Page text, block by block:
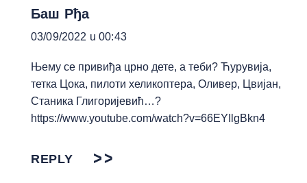
Баш Рђа
03/09/2022 u 00:43
Њему се привиђа црно дете, а теби? Ћурувија,
тетка Цока, пилоти хеликоптера, Оливер, Цвијан,
Станика Глигоријевић…?
https://www.youtube.com/watch?v=66EYIlgBkn4
REPLY